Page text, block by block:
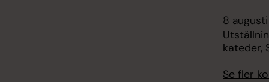
8
kateder,
Se fler